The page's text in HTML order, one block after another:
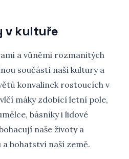
v kultuře
a vůněmi rozmanitých
součástí naší kultury a
konvalinek rostoucích v
máky zdobící letní pole,
básníky i lidové
naše životy a
bohatství naší země.